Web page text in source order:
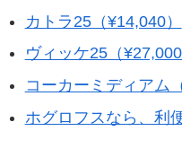
カトラ25（¥14,040）
ヴィッケ25（¥27,000
コーカーミディアム
ホグロフスなら、利